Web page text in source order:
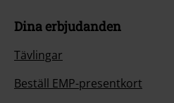
Dina erbjudanden
Tävlingar
Beställ EMP-presentkort